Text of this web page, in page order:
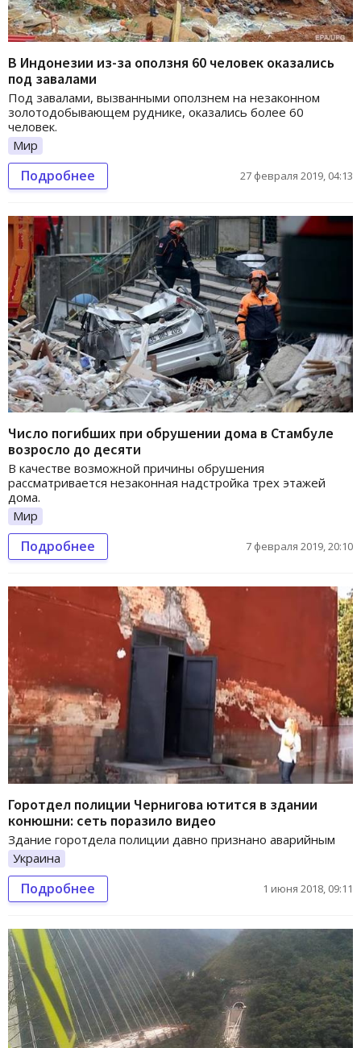
В Индонезии из-за оползня 60 человек оказались
под завалами
Под завалами, вызванными оползнем на незаконном
золотодобывающем руднике, оказались более 60
человек.
Мир
Подробнее 27 февраля 2019, 04:13
Число погибших при обрушении дома в Стамбуле
возросло до десяти
В качестве возможной причины обрушения
рассматривается незаконная надстройка трех этажей
дома.
Мир
Подробнее 7 февраля 2019, 20:10
Горотдел полиции Чернигова ютится в здании
конюшни: сеть поразило видео
Здание горотдела полиции давно признано аварийным
Украина
Подробнее 1 июня 2018, 09:11